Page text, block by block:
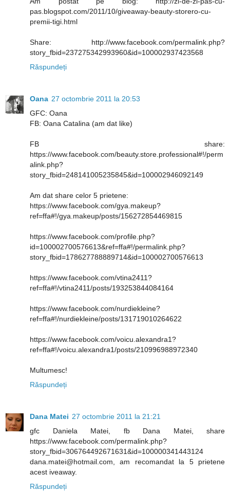
pas.blogspot.com/2011/10/giveaway-beauty-storero-cu-
premii-tigi.html
Share: http://www.facebook.com/permalink.php?
story_fbid=237275342993960&id=100002937423568
Răspundeți
Oana 27 octombrie 2011 la 20:53
GFC: Oana
FB: Oana Catalina (am dat like)
FB share:
https://www.facebook.com/beauty.store.professional#!/perm
alink.php?
story_fbid=248141005235845&id=100002946092149
Am dat share celor 5 prietene:
https://www.facebook.com/gya.makeup?
ref=ffa#!/gya.makeup/posts/156272854469815
https://www.facebook.com/profile.php?
id=100002700576613&ref=ffa#!/permalink.php?
story_fbid=178627788889714&id=100002700576613
https://www.facebook.com/vtina2411?
ref=ffa#!/vtina2411/posts/193253844084164
https://www.facebook.com/nurdiekleine?
ref=ffa#!/nurdiekleine/posts/131719010264622
https://www.facebook.com/voicu.alexandra1?
ref=ffa#!/voicu.alexandra1/posts/210996988972340
Multumesc!
Răspundeți
Dana Matei 27 octombrie 2011 la 21:21
gfc Daniela Matei, fb Dana Matei, share
https://www.facebook.com/permalink.php?
story_fbid=306764492671631&id=100000341443124
dana.matei@hotmail.com, am recomandat la 5 prietene
acest iveaway.
Răspundeți